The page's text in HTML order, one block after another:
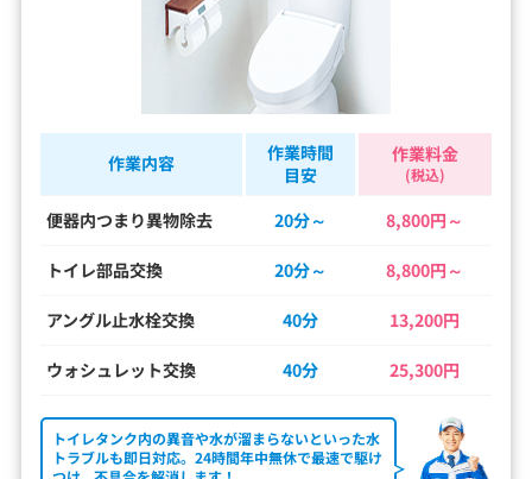
作業内容
作業時間
目安
作業料金
(税込)
便器内つまり異物除去 20分～ 8,800円～
トイレ部品交換 20分～ 8,800円～
アングル止水栓交換 40分 13,200円
ウォシュレット交換 40分 25,300円
トイレタンク内の異音や水が溜まらないといった水
トラブルも即日対応。24時間年中無休で最速で駆け